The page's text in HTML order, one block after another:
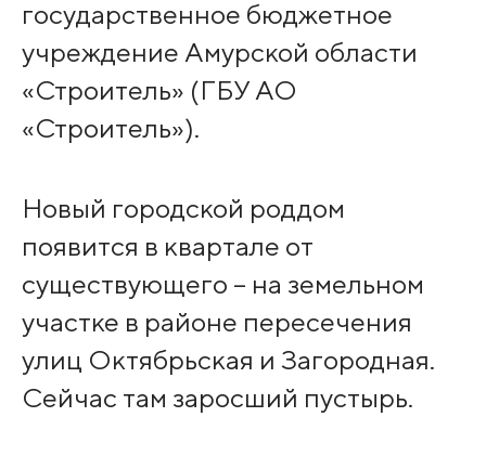
государственное бюджетное
учреждение Амурской области
«Строитель» (ГБУ АО
«Строитель»).
Новый городской роддом
появится в квартале от
существующего – на земельном
участке в районе пересечения
улиц Октябрьская и Загородная.
Сейчас там заросший пустырь.